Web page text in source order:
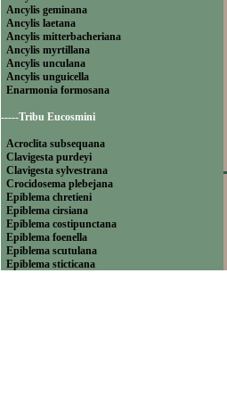
Ancylis geminana
Ancylis laetana
Ancylis mitterbacheriana
Ancylis myrtillana
Ancylis unculana
Ancylis unguicella
Enarmonia formosana
-----Tribu Eucosmini
Acroclita subsequana
Clavigesta purdeyi
Clavigesta sylvestrana
Crocidosema plebejana
Epiblema chretieni
Epiblema cirsiana
Epiblema costipunctana
Epiblema foenella
Epiblema scutulana
Epiblema sticticana